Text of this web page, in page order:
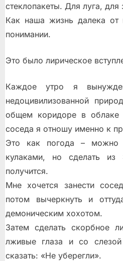
стеклопакеты. Для луга, для
Как наша жизнь далека
понимании.
Это было лирическое
Каждое утро я
недоцивилизованной
общем коридоре в облаке
соседа я отношу именно к
Это как погода – можно
кулаками, но сделать из
получится.
Мне хочется занести
потом вычеркнуть и
демоническим хохотом.
Затем сделать скорбное
лживые глаза и со
сказать: «Не уберегли».